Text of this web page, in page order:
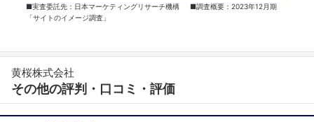
■実査委託先：日本マーケティングリサーチ機構 ■調査概要：2023年12月期
「サイトのイメージ調査」
黄桜株式会社
その他の評判・口コミ・評価